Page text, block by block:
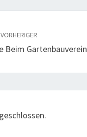
VORHERIGER
Beim Gartenbauverein